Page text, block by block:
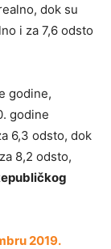
dok su
i za 7,6 odsto
godine,
godine
6,3 odsto, dok
8,2 odsto,
2019.